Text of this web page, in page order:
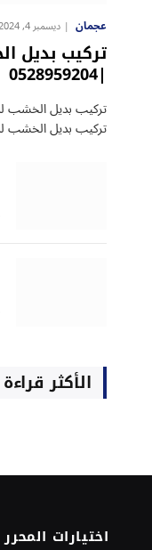
عجمان ديسمبر 4, 2024
تركيب بديل
|0528959204
تركيب بديل الخشب
تركيب بديل الخشب
الأكثر قراءة
اختيارات المحرر